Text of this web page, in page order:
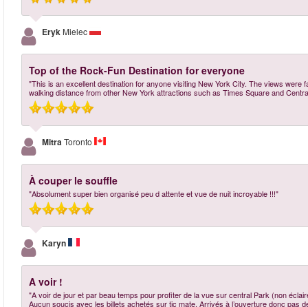
Eryk Mielec
Top of the Rock-Fun Destination for everyone
"This is an excellent destination for anyone visiting New York City. The views
walking distance from other New York attractions such as Times Square and
MitraToronto
À couper le souffle
"Absolument super bien organisé peu d attente et vue de nuit incroyable !!!"
Karyn
A voir !
"A voir de jour et par beau temps pour profiter de la vue sur central Park (non
Aucun soucis avec les billets achetés sur tic mate. Arrivés à l’ouverture donc pas